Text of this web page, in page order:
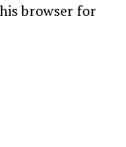
browser for